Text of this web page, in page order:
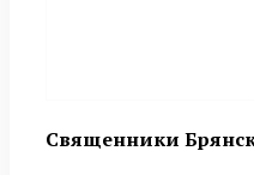
Священники